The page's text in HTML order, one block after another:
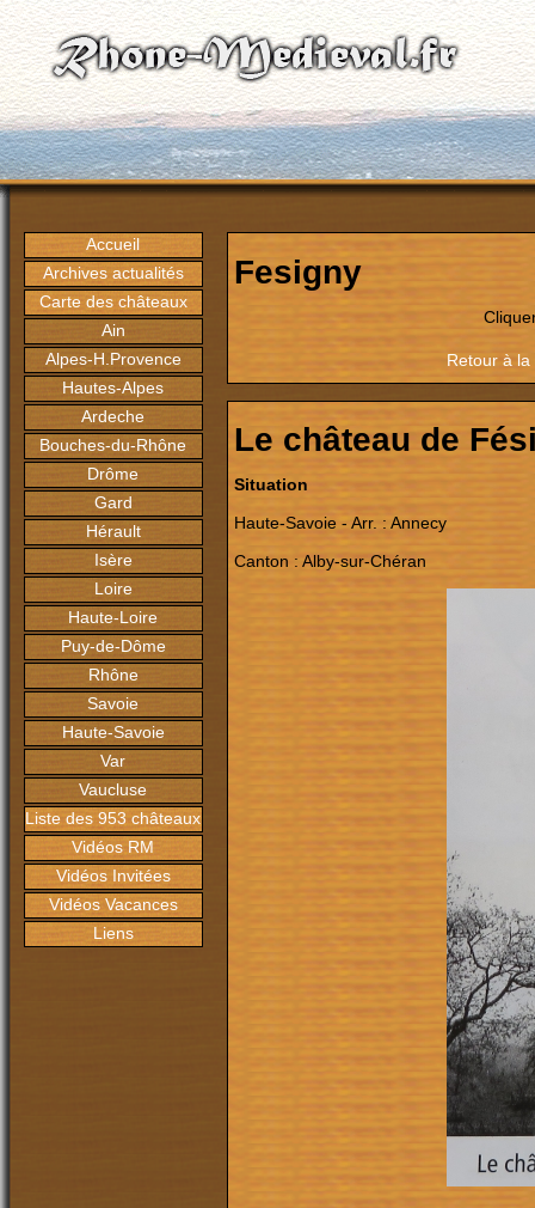
Accueil
Archives actualités
Carte des châteaux
Ain
Alpes-H.Provence
Hautes-Alpes
Ardeche
Bouches-du-Rhône
Drôme
Gard
Hérault
Isère
Loire
Haute-Loire
Puy-de-Dôme
Rhône
Savoie
Haute-Savoie
Var
Vaucluse
Liste des 953 châteaux
Vidéos RM
Vidéos Invitées
Vidéos Vacances
Liens
Fesigny
Retour à
Le château de
Situation
Haute-Savoie - Arr. : Annecy
Canton : Alby-sur-Chéran